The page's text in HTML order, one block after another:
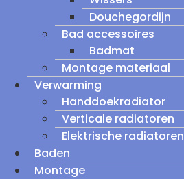
Douchegordijn
Bad accessoires
Badmat
Montage materiaal
Verwarming
Handdoekradiator
Verticale radiatoren
Elektrische radiatoren
Baden
Montage